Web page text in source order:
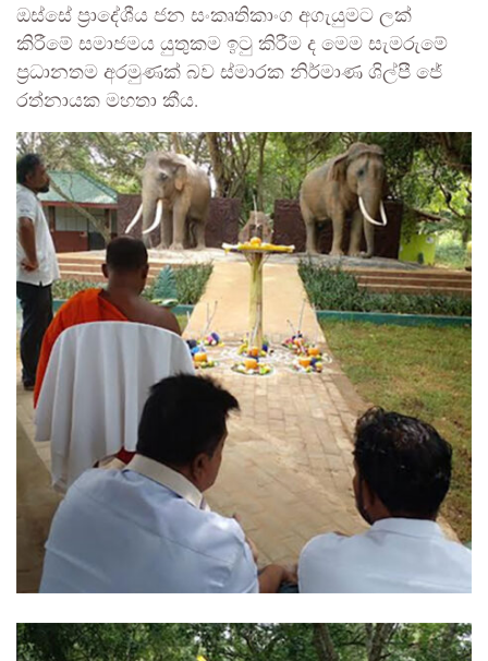
ඔස්සේ ප්‍රාදේශීය ජන සංකෘතිකාංග අගැයුමට ලක්
කිරීමේ සමාජමය යුතුකම ඉටු කිරීම ද මෙම සැමරුමේ
ප්‍රධානතම අරමුණක් බව ස්මාරක නිර්මාණ ශිල්පී ජේ
රත්නායක මහතා කීය.